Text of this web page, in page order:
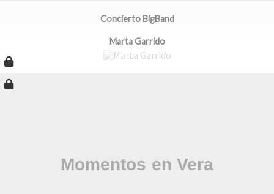
Concierto BigBand
Marta Garrido